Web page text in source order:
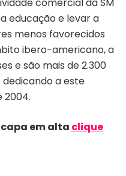
educação e levar a
menos favorecidos
ibero-americano, a
e são mais de 2.300
dedicando a este
2004.
em alta clique